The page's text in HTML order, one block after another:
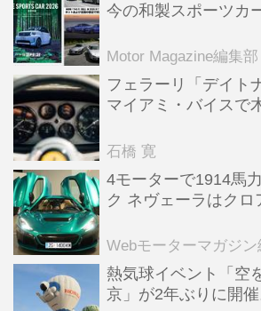
今の和製スポーツカ
Motor Magazine編集部
フェラーリ「デイト
マイアミ・バイスで
石橋 寛
4モーターで1914馬
ク ネヴェーラはクロ
全版／115】
Webモーターマガジン
熱気球イベント「空
京」が2年ぶりに開